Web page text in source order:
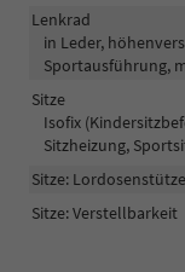
Lenkrad
in Leder,
Sportausführung,
Sitze
Isofix
Sitzheizung,
Sitze: Lordosenstütze
Sitze: Verstellbarkeit